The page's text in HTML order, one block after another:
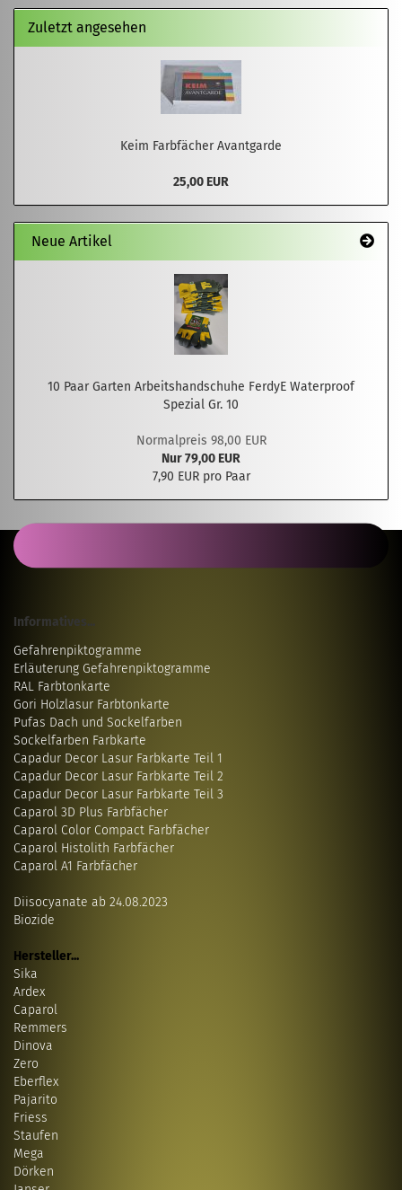
Zuletzt angesehen
Keim Farbfächer Avantgarde
25,00 EUR
Neue Artikel
10 Paar Garten Arbeitshandschuhe FerdyE Waterproof
Spezial Gr. 10
Normalpreis 98,00 EUR
Nur 79,00 EUR
7,90 EUR pro Paar
Informatives...
Gefahrenpiktogramme
Erläuterung Gefahrenpiktogramme
RAL Farbtonkarte
Gori Holzlasur Farbtonkarte
Pufas Dach und Sockelfarben
Sockelfarben Farbkarte
Capadur Decor Lasur Farbkarte Teil 1
Capadur Decor Lasur Farbkarte Teil 2
Capadur Decor Lasur Farbkarte Teil 3
Caparol 3D Plus Farbfächer
Caparol Color Compact Farbfächer
Caparol Histolith Farbfächer
Caparol A1 Farbfächer
Diisocyanate ab 24.08.2023
Biozide
Hersteller...
Sika
Ardex
Caparol
Remmers
Dinova
Zero
Eberflex
Pajarito
Friess
Staufen
Mega
Dörken